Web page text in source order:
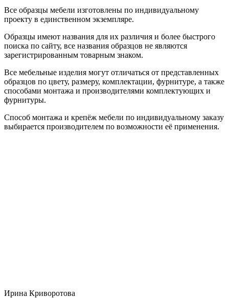
Все образцы мебели изготовлены по индивидуальному
проекту в единственном экземпляре.
Образцы имеют названия для их различия и более быстрого
поиска по сайту, все названия образцов не являются
зарегистрированным товарным знаком.
Все мебельные изделия могут отличаться от представленных
образцов по цвету, размеру, комплектации, фурнитуре, а также
способами монтажа и производителями комплектующих и
фурнитуры.
Способ монтажа и крепёж мебели по индивидуальному заказу
выбирается производителем по возможности её применения.
Ирина Криворотова